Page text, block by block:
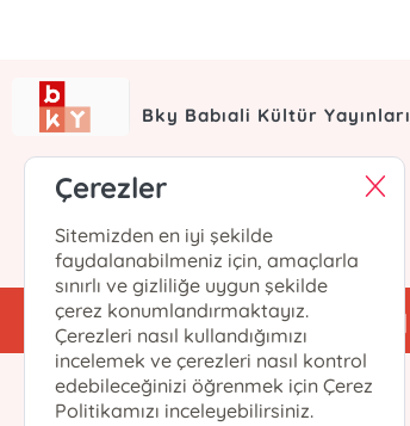
Bky Babıali Kültür Yayınları
babialikulturyayinlari@gmail.com
Çerezler
Sitemizden en iyi şekilde
faydalanabilmeniz için, amaçlarla
sınırlı ve gizliliğe uygun şekilde
çerez konumlandırmaktayız.
Çerezleri nasıl kullandığımızı
incelemek ve çerezleri nasıl kontrol
edebileceğinizi öğrenmek için Çerez
Politikamızı inceleyebilirsiniz.